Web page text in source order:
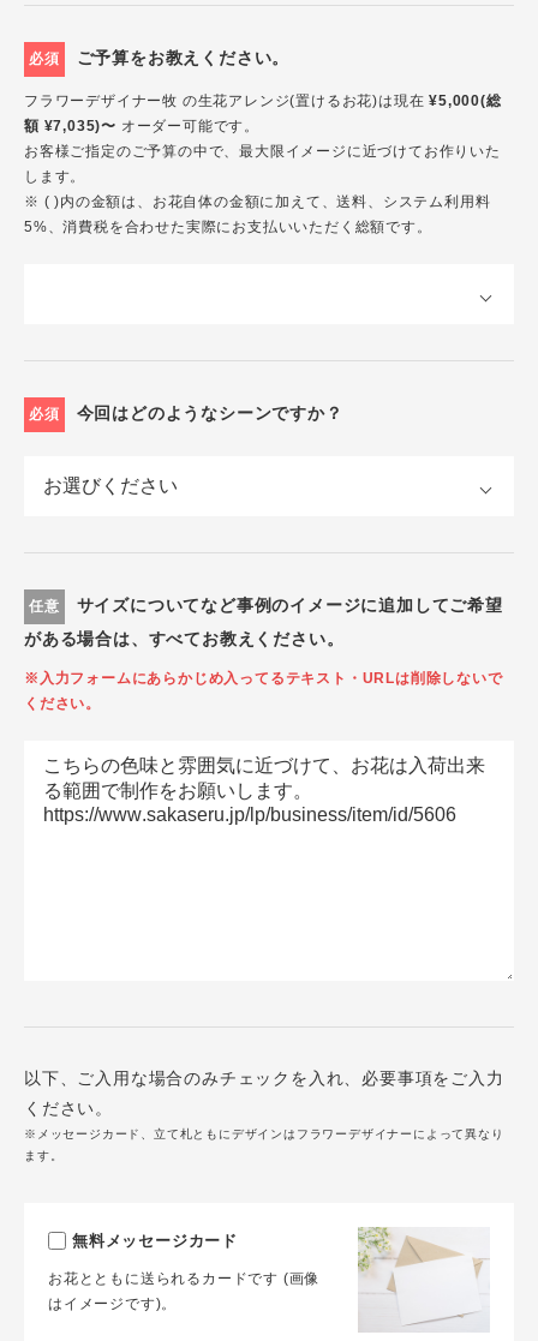
必須 ご予算をお教えください。
フラワーデザイナー牧 の生花アレンジ(置けるお花)は現在¥5,000(総
額 ¥7,035)〜 オーダー可能です。
お客様ご指定のご予算の中で、最大限イメージに近づけてお作りいた
します。
※ ( )内の金額は、お花自体の金額に加えて、送料、システム利用料
5%、消費税を合わせた実際にお支払いいただく総額です。
必須 今回はどのようなシーンですか？
任意
サイズについてなど事例のイメージに追加してご希望
がある場合は、すべてお教えください。
※入力フォームにあらかじめ入ってるテキスト・URLは削除しないで
ください。
以下、ご入用な場合のみチェックを入れ、必要事項をご入力
ください。
※メッセージカード、立て札ともにデザインはフラワーデザイナーによって異なり
ます。
無料メッセージカード
お花とともに送られるカードです (画像
はイメージです)。